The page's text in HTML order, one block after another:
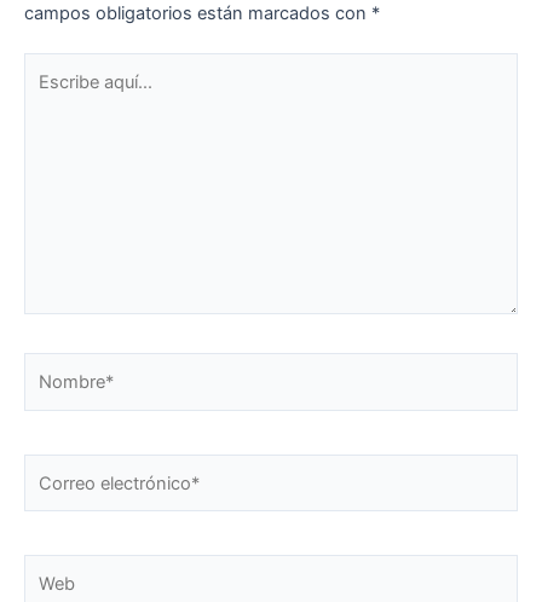
campos obligatorios están marcados con *
electrónico*